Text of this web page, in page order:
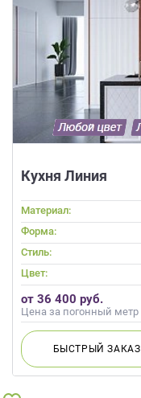
Кухня Линия
Материал:
Форма:
Стиль:
Цвет:
от 36 400 руб.
Цена за погонный метр
БЫСТРЫЙЗАКАЗ